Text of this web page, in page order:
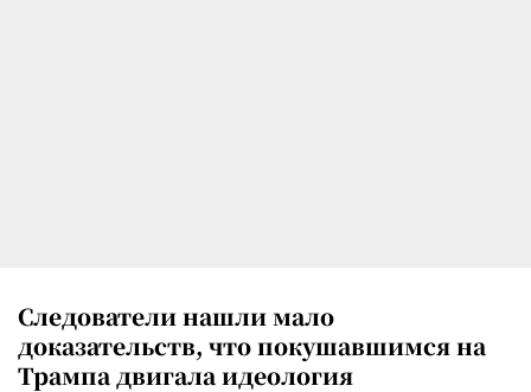
Следователи нашли мало
доказательств, что покушавшимся на
Трампа двигала идеология